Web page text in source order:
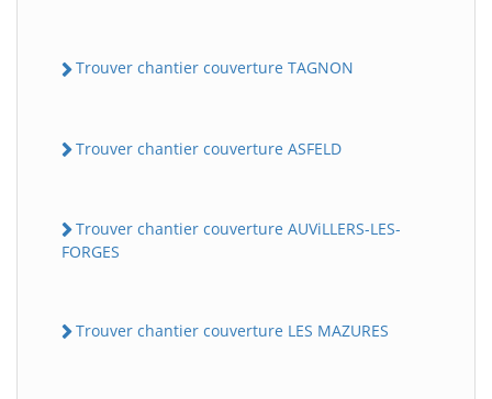
Trouver chantier couverture TAGNON
Trouver chantier couverture ASFELD
Trouver chantier couverture AUViLLERS-LES-
FORGES
Trouver chantier couverture LES MAZURES